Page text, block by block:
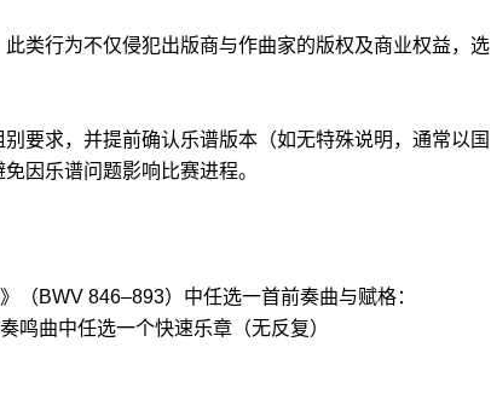
类行为不仅侵犯出版商与作曲家的版权及商业权益，选
要求，并提前确认乐谱版本（如无特殊说明，通常以国
因乐谱问题影响比赛进程。
（BWV 846–893）中任选一首前奏曲与赋格：
鸣曲中任选一个快速乐章（无反复）